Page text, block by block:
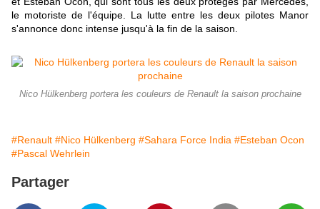
le motoriste de l'équipe. La lutte entre les deux pilotes Manor
s'annonce donc intense jusqu'à la fin de la saison.
Nico Hülkenberg portera les couleurs de Renault la saison prochaine
#Renault #Nico Hülkenberg #Sahara Force India #Esteban Ocon
#Pascal Wehrlein
Partager